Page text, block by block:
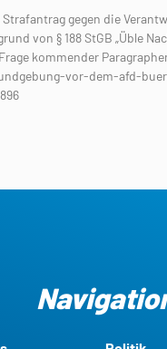
gegen die
von § 188 StGB „Üble
kommender
vor-dem-afd-